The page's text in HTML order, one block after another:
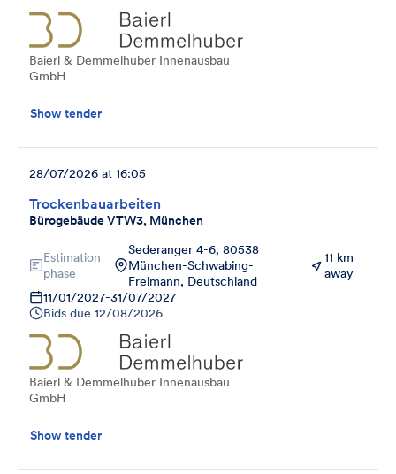
Baierl & Demmelhuber Innenausbau
GmbH
Show tender
Trockenbauarbeiten
Bürogebäude VTW3, München
28/07/2026 at 16:05
Estimation
phase
Sederanger 4-6, 80538
München-Schwabing-
Freimann, Deutschland
11 km
away
11/01/2027-31/07/2027
Bids due 12/08/2026
Baierl & Demmelhuber Innenausbau
GmbH
Show tender